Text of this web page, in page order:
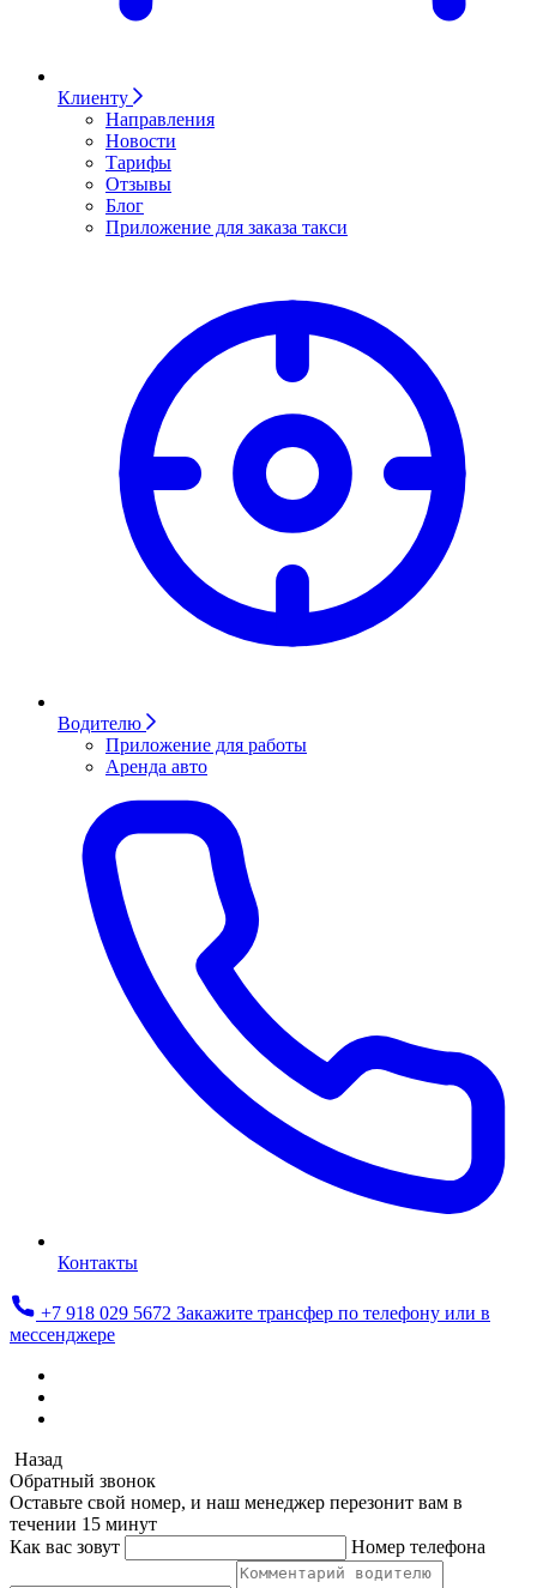
Клиенту
Направления
Новости
Тарифы
Отзывы
Блог
Приложение для заказа такси
Водителю
Приложение для работы
Аренда авто
Контакты
+7 918 029 5672 Закажите трансфер по телефону или в
мессенджере
Назад
Обратный звонок
Оставьте свой номер, и наш менеджер перезонит вам в
течении 15 минут
Как вас зовут
Номер телефона